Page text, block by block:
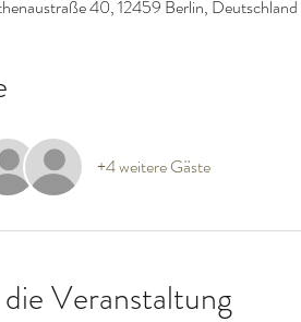
40, 12459 Berlin, Deutschland
+4 weitere Gäste
Veranstaltung